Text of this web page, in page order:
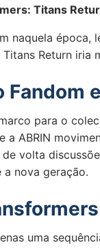
Titans
naquela época,
Return
Fandom
para o
a ABRIN
volta
a nova geração.
uma